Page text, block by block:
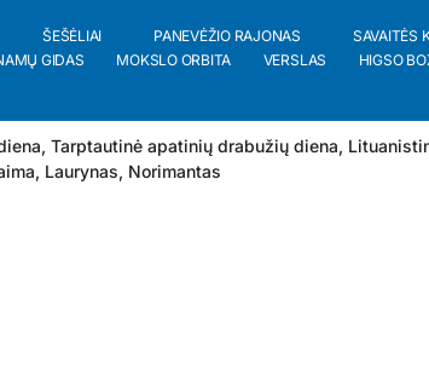
ŠEŠĖLIAI PANEVĖŽIO RAJONAS SAVAITĖS
GIDAS MOKSLO ORBITA VERSLAS HIGSO
Tarptautinė apatinių drabužių diena,
, Laurynas, Norimantas